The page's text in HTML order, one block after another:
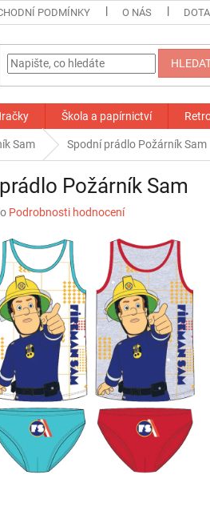
PODMÍNKY O NÁS
Škola a papírnictví
Sam Spodní prádlo Požárník Sam
Požárník Sam
Podrobnosti hodnocení